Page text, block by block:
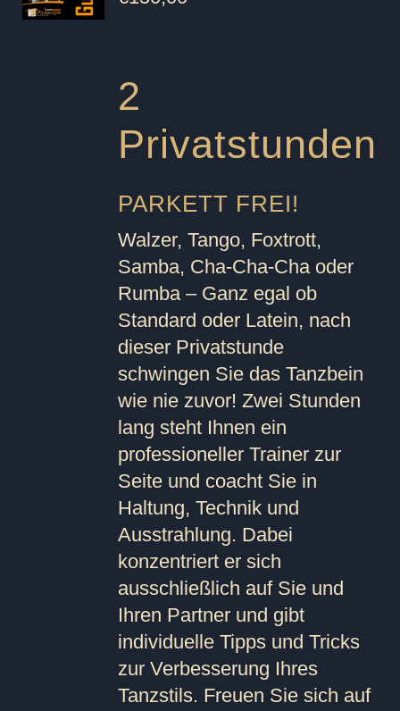
2
Privatstunden
PARKETT FREI!
Walzer, Tango, Foxtrott,
Samba, Cha-Cha-Cha oder
Rumba – Ganz egal ob
Standard oder Latein, nach
dieser Privatstunde
schwingen Sie das Tanzbein
wie nie zuvor! Zwei Stunden
lang steht Ihnen ein
professioneller Trainer zur
Seite und coacht Sie in
Haltung, Technik und
Ausstrahlung. Dabei
konzentriert er sich
ausschließlich auf Sie und
Ihren Partner und gibt
individuelle Tipps und Tricks
zur Verbesserung Ihres
Tanzstils. Freuen Sie sich auf